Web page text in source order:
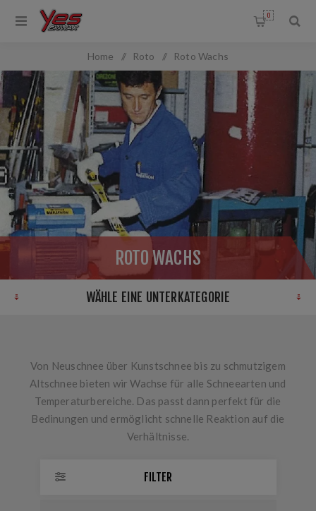
0
Home / Roto / Roto Wachs
ROTO WACHS
WÄHLE EINE UNTERKATEGORIE
Von Neuschnee über Kunstschnee bis zu schmutzigem
Altschnee bieten wir Wachse für alle Schneearten und
Temperaturbereiche. Das passt dann perfekt für die
Bedinungen und ermöglicht schnelle Reaktion auf die
Verhältnisse.
FILTER